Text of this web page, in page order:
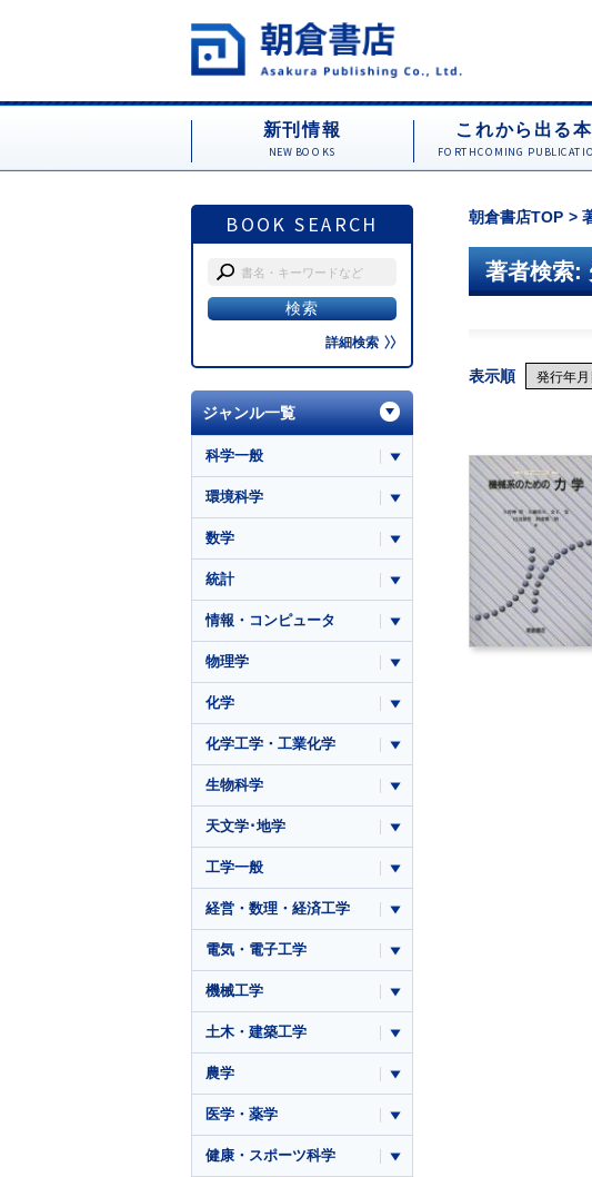
新刊情報
NEW BOOKS
これから出る本
FORTHCOMING
BOOK SEARCH
詳細検索
朝倉書店TOP
著者検索:
表示順
ジャンル一覧
科学一般
環境科学
数学
統計
情報・コンピュータ
物理学
化学
化学工学・工業化学
生物科学
天文学･地学
工学一般
経営・数理・経済工学
電気・電子工学
機械工学
土木・建築工学
農学
医学・薬学
健康・スポーツ科学